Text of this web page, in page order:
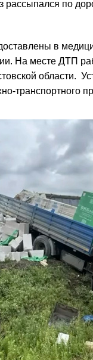
рассыпался по
в
На месте ДТП
области.
транспортного